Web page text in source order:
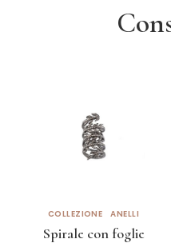
COLLEZIONE ANELLI
Spirale con foglie